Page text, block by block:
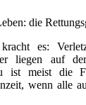
die
es:
liegen auf
ist meist die
wenn alle